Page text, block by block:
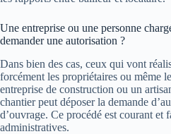
Une entreprise ou une personne
demander une autorisation ?
Dans bien des cas, ceux qui vont
forcément les propriétaires ou même
entreprise de construction ou un
chantier peut déposer la demande
d’ouvrage. Ce procédé est courant et
administratives.